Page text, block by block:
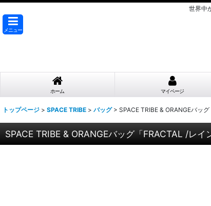
世界中
メニュー
ホーム マイページ
トップページ > SPACE TRIBE > バッグ > SPACE TRIBE & ORANGEバッ
SPACE TRIBE & ORANGEバッグ「FRACTAL /レイ